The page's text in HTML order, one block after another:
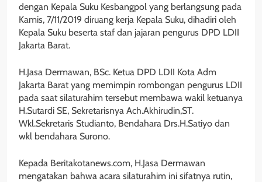
dengan Kepala Suku Kesbangpol yang berlangsung pada
Kamis, 7/11/2019 diruang kerja Kepala Suku, dihadiri oleh
Kepala Suku beserta staf dan jajaran pengurus DPD LDII
Jakarta Barat.
H.Jasa Dermawan, BSc. Ketua DPD LDII Kota Adm
Jakarta Barat yang memimpin rombongan pengurus LDII
pada saat silaturahim tersebut membawa wakil ketuanya
H.Sutardi SE, Sekretarisnya Ach.Akhirudin,ST.
Wkl.Sekretaris Studianto, Bendahara Drs.H.Satiyo dan
wkl bendahara Surono.
Kepada Beritakotanews.com, H.Jasa Dermawan
mengatakan bahwa acara silaturahim ini sifatnya rutin,